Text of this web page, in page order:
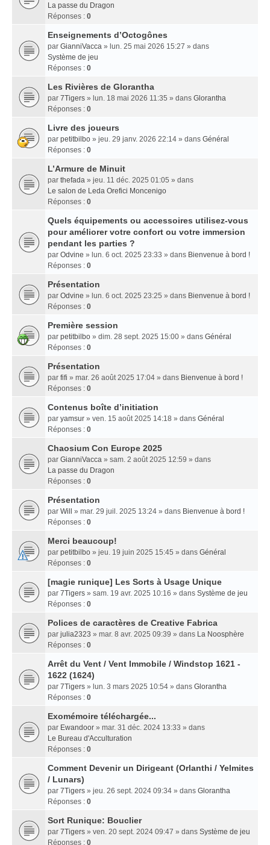
La passe du Dragon
Réponses : 0
Enseignements dʼOctogônes
par GianniVacca » lun. 25 mai 2026 15:27 » dans
Système de jeu
Réponses : 0
Les Rivières de Glorantha
par 7Tigers » lun. 18 mai 2026 11:35 » dans Glorantha
Réponses : 0
Livre des joueurs
par petitbilbo » jeu. 29 janv. 2026 22:14 » dans Général
Réponses : 0
L’Armure de Minuit
par thefada » jeu. 11 déc. 2025 01:05 » dans
Le salon de Leda Orefici Moncenigo
Réponses : 0
Quels équipements ou accessoires utilisez-vous
pour améliorer votre confort ou votre immersion
pendant les parties ?
par Odvine » lun. 6 oct. 2025 23:33 » dans Bienvenue à bord !
Réponses : 0
Présentation
par Odvine » lun. 6 oct. 2025 23:25 » dans Bienvenue à bord !
Réponses : 0
Première session
par petitbilbo » dim. 28 sept. 2025 15:00 » dans Général
Réponses : 0
Présentation
par fifi » mar. 26 août 2025 17:04 » dans Bienvenue à bord !
Réponses : 0
Contenus boîte d’initiation
par yamsur » ven. 15 août 2025 14:18 » dans Général
Réponses : 0
Chaosium Con Europe 2025
par GianniVacca » sam. 2 août 2025 12:59 » dans
La passe du Dragon
Réponses : 0
Présentation
par Will » mar. 29 juil. 2025 13:24 » dans Bienvenue à bord !
Réponses : 0
Merci beaucoup!
par petitbilbo » jeu. 19 juin 2025 15:45 » dans Général
Réponses : 0
[magie runique] Les Sorts à Usage Unique
par 7Tigers » sam. 19 avr. 2025 10:16 » dans Système de jeu
Réponses : 0
Polices de caractères de Creative Fabrica
par julia2323 » mar. 8 avr. 2025 09:39 » dans La Noosphère
Réponses : 0
Arrêt du Vent / Vent Immobile / Windstop 1621 -
1622 (1624)
par 7Tigers » lun. 3 mars 2025 10:54 » dans Glorantha
Réponses : 0
Exomémoire téléchargée...
par Ewandoor » mar. 31 déc. 2024 13:33 » dans
Le Bureau d'Acculturation
Réponses : 0
Comment Devenir un Dirigeant (Orlanthi / Yelmites
/ Lunars)
par 7Tigers » jeu. 26 sept. 2024 09:34 » dans Glorantha
Réponses : 0
Sort Runique: Bouclier
par 7Tigers » ven. 20 sept. 2024 09:47 » dans Système de jeu
Réponses : 0